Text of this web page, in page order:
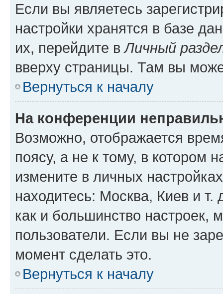
Если вы являетесь
настройки хранятся в базе
их, перейдите вЛичный
вверху страницы. Там вы
Вернуться к началу
На конференции
Возможно, отображается
поясу, а не к тому, в котором
измените в личных
находитесь: Москва, Киев и т.
как и большинство настроек,
пользователи. Если вы не
момент сделать это.
Вернуться к началу